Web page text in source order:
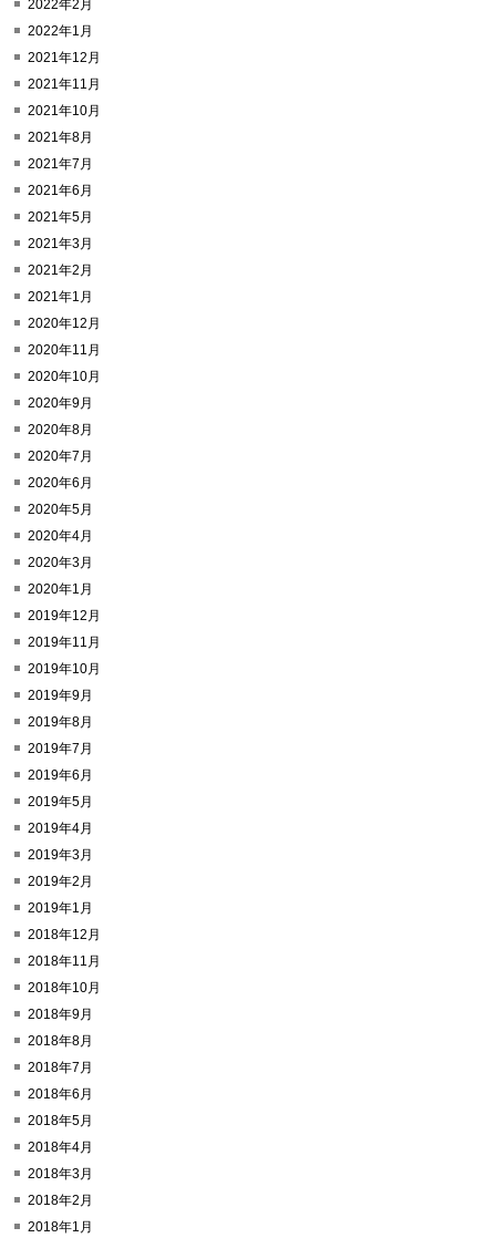
2022年2月
2022年1月
2021年12月
2021年11月
2021年10月
2021年8月
2021年7月
2021年6月
2021年5月
2021年3月
2021年2月
2021年1月
2020年12月
2020年11月
2020年10月
2020年9月
2020年8月
2020年7月
2020年6月
2020年5月
2020年4月
2020年3月
2020年1月
2019年12月
2019年11月
2019年10月
2019年9月
2019年8月
2019年7月
2019年6月
2019年5月
2019年4月
2019年3月
2019年2月
2019年1月
2018年12月
2018年11月
2018年10月
2018年9月
2018年8月
2018年7月
2018年6月
2018年5月
2018年4月
2018年3月
2018年2月
2018年1月